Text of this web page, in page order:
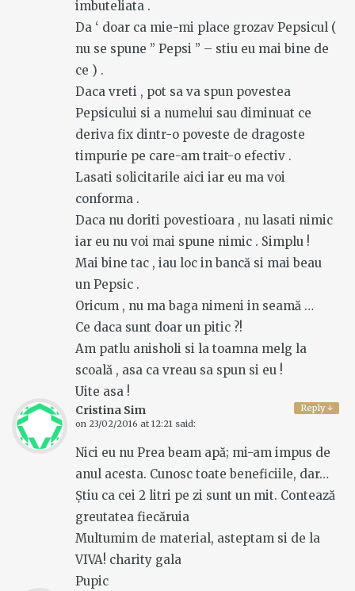
imbuteliata .
Da ‘ doar ca mie-mi place grozav Pepsicul (
nu se spune ” Pepsi ” – stiu eu mai bine de
ce ) .
Daca vreti , pot sa va spun povestea
Pepsicului si a numelui sau diminuat ce
deriva fix dintr-o poveste de dragoste
timpurie pe care-am trait-o efectiv .
Lasati solicitarile aici iar eu ma voi
conforma .
Daca nu doriti povestioara , nu lasati nimic
iar eu nu voi mai spune nimic . Simplu !
Mai bine tac , iau loc in bancă si mai beau
un Pepsic .
Oricum , nu ma baga nimeni in seamă …
Ce daca sunt doar un pitic ?!
Am patlu anisholi si la toamna melg la
scoală , asa ca vreau sa spun si eu !
Uite asa !
Reply↓
Cristina Sim
on 23/02/2016 at 12:21 said:
Nici eu nu Prea beam apă; mi-am impus de
anul acesta. Cunosc toate beneficiile, dar…
Știu ca cei 2 litri pe zi sunt un mit. Contează
greutatea fiecăruia
Multumim de material, asteptam si de la
VIVA! charity gala
Pupic